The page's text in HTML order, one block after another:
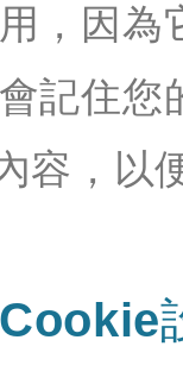
，因為
記住
容，以